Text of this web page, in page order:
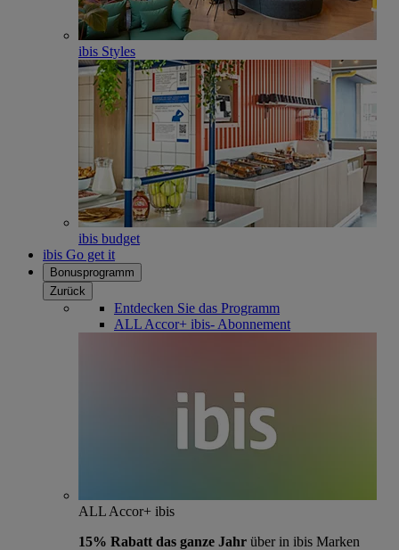
ibis Styles
ibis budget
ibis Go get it
Bonusprogramm
Zurück
Entdecken Sie das Programm
ALL Accor+ ibis- Abonnement
ALL Accor+ ibis
15% Rabatt das ganze Jahr über in ibis Marken